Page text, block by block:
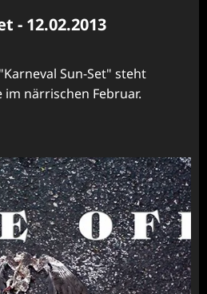
- 12.02.2013
Sun-Set" steht
im närrischen Februar.